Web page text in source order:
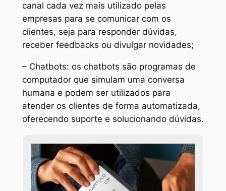
canal cada vez mais utilizado pelas
empresas para se comunicar com os
clientes, seja para responder dúvidas,
receber feedbacks ou divulgar novidades;
– Chatbots: os chatbots são programas de
computador que simulam uma conversa
humana e podem ser utilizados para
atender os clientes de forma automatizada,
oferecendo suporte e solucionando dúvidas.